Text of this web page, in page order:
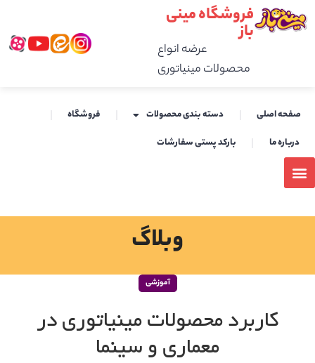
فروشگاه مینی
باز
عرضه انواع
محصولات مینیاتوری
صفحه اصلی دسته بندی محصولات
فروشگاه
درباره ما
بارکد پستی سفارشات
وبلاگ
آموزشی
کاربرد محصولات مینیاتوری در
معماری و سینما